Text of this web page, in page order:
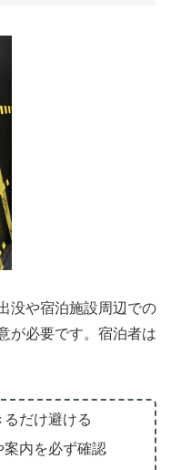
没や宿泊施設周辺での
が必要です。宿泊者は
だけ避ける
内を必ず確認